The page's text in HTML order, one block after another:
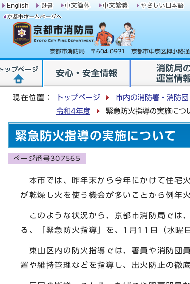
京都市消防局 〒604-0931 京都市中京区押小路
トップページ 安心・安全情報
消防局
運営情
現在位置： トップページ 市内の消防署・消防団
令和4年度
緊急防火指導の実施につ
緊急防火指導の実施について
ページ番号307565
本市では、昨年末から今年にかけて住宅
が乾燥し火を使う機会が多いことから例年
このような状況から、京都市消防局では
る、「緊急防火指導」を、1月11日（水曜
東山区内の防火指導では、署員や消防団
置や維持管理などを指導し、出火防止の徹